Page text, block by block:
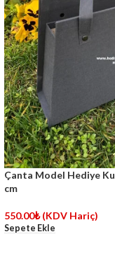
Çanta Model Hediye
cm
550.00₺ (KDV Hariç)
Sepete Ekle